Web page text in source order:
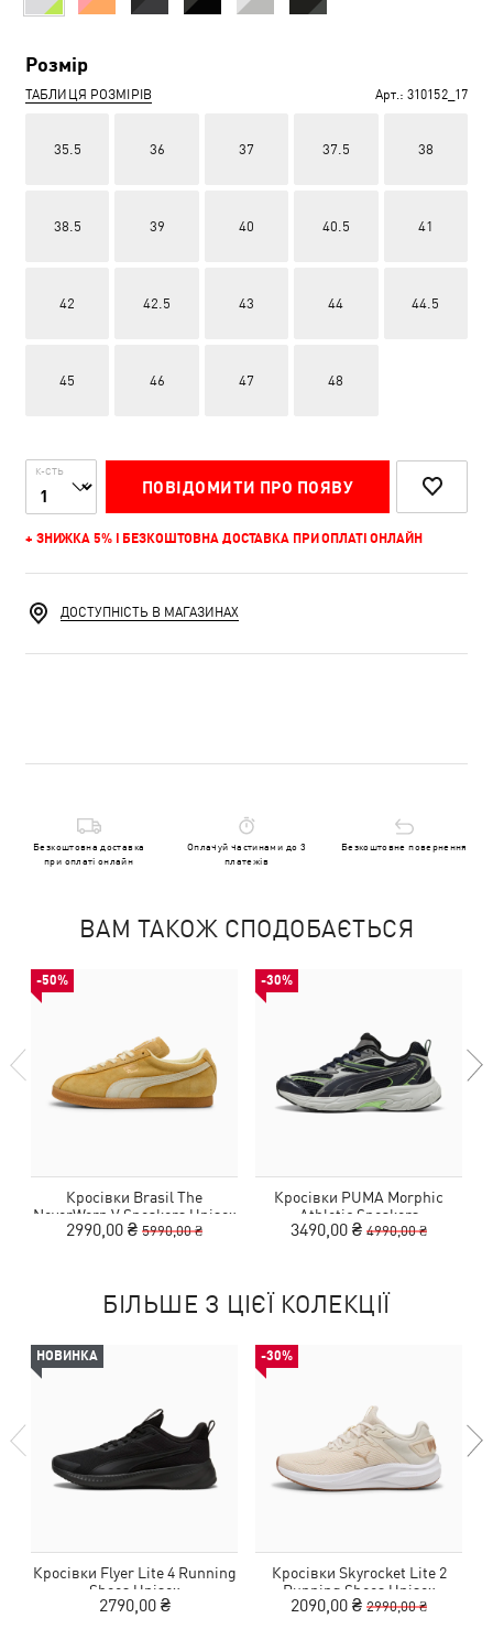
Розмір
ТАБЛИЦЯ РОЗМІРІВ Арт.: 310152_17
35.5 36 37 37.5 38
38.5 39 40 40.5 41
42 42.5 43 44 44.5
45 46 47 48
К-СТЬ
ПОВІДОМИТИ ПРО ПОЯВУ
+ ЗНИЖКА 5% І БЕЗКОШТОВНА ДОСТАВКА ПРИ ОПЛАТІ ОНЛАЙН
ДОСТУПНІСТЬ В МАГАЗИНАХ
Безкоштовна доставка
при оплаті онлайн
Оплачуй частинами до 3
платежів
Безкоштовне повернення
ВАМ ТАКОЖ СПОДОБАЄТЬСЯ
-50%
Кросівки Brasil The
NeverWorn V Sneakers Unisex
2990,00 ₴ 5990,00 ₴
-30%
Кросівки PUMA Morphic
Athletic Sneakers
3490,00 ₴ 4990,00 ₴
БІЛЬШЕ З ЦІЄЇ КОЛЕКЦІЇ
НОВИНКА
Кросівки Flyer Lite 4 Running
Shoes Unisex
2790,00 ₴
-30%
Кросівки Skyrocket Lite 2
Running Shoes Unisex
2090,00 ₴ 2990,00 ₴